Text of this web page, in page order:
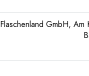
Flaschenland GmbH, Am